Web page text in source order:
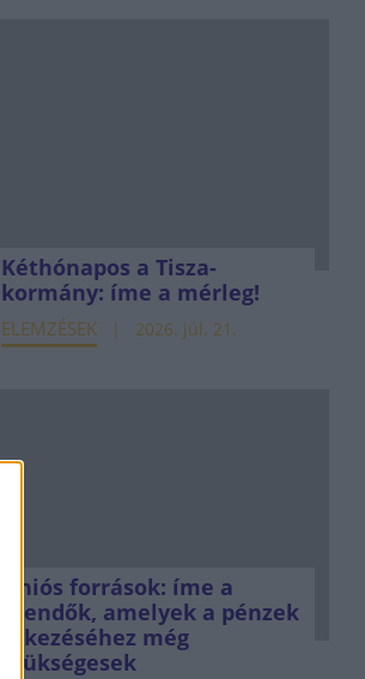
Kéthónapos a Tisza-
kormány: íme a mérleg!
ELEMZÉSEK 2026. júl. 21.
Uniós források: íme a
teendők, amelyek a pénzek
érkezéséhez még
szükségesek